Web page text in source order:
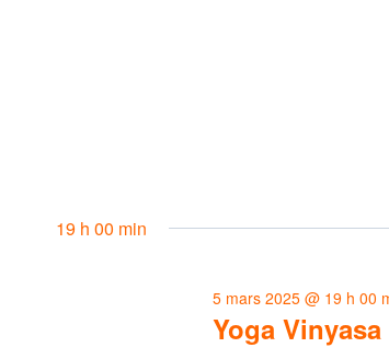
19 h 00 min
Yoga Vinyasa
5 mars 2025 @ 19 h 00